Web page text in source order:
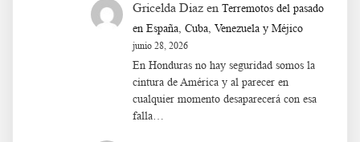
Gricelda Diaz en Terremotos del pasado
en España, Cuba, Venezuela y Méjico
junio 28, 2026
En Honduras no hay seguridad somos la
cintura de América y al parecer en
cualquier momento desaparecerá con esa
falla…